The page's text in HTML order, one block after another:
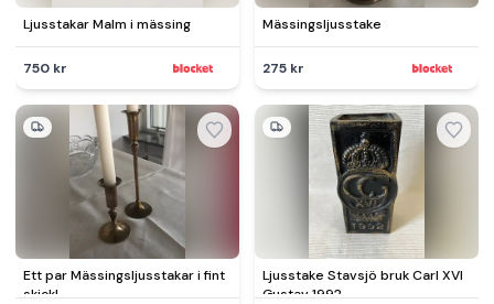
Ljusstakar Malm i mässing
750 kr
Mässingsljusstake
275 kr
Ett par Mässingsljusstakar i fint
skick!
Ljusstake Stavsjö bruk Carl XVI
Gustav 1992